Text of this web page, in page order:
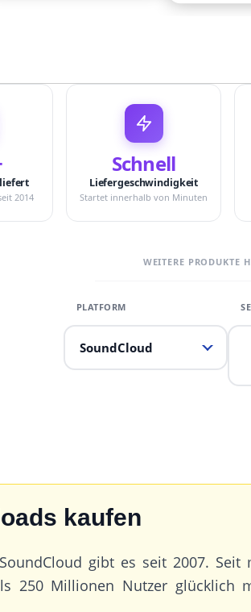
2014
Schnell
Liefergeschwindigkeit
Startet innerhalb von Minuten
WEITERE PRODUKTE
SoundCloud
kaufen
gibt es seit 2007.
250 Millionen Nutzer glücklich